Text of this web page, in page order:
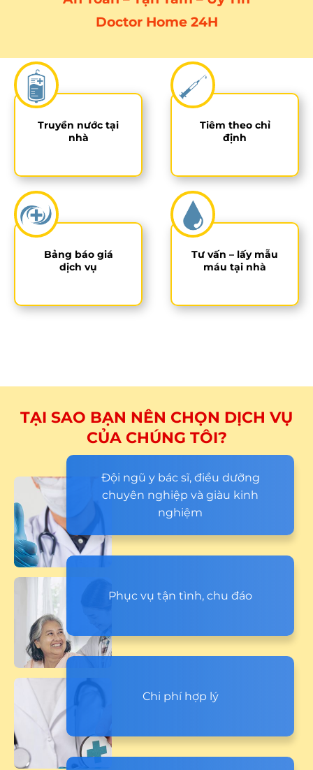
Doctor Home 24H
Truyền nước tại
nhà
Tiêm theo chỉ
định
Bảng báo giá
dịch vụ
Tư vấn – lấy mẫu
máu tại nhà
TẠI SAO BẠN NÊN CHỌN DỊCH VỤ
CỦA CHÚNG TÔI?
Đội ngũ y bác sĩ, điều dưỡng
chuyên nghiệp và giàu kinh
nghiệm
Phục vụ tận tình, chu đáo
Chi phí hợp lý